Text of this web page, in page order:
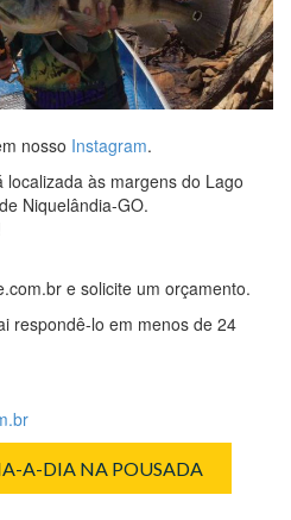
nosso Instagram.
às margens do Lago
Niquelândia-GO.
e solicite um orçamento.
respondê-lo em menos de 24
A-DIA NA POUSADA